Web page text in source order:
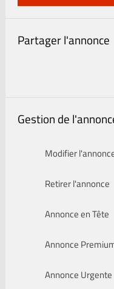
Partager l'annonce
Gestion de
Modifier
Retirer l'annonce
Annonce en Tête
Annonce
Annonce Urgente